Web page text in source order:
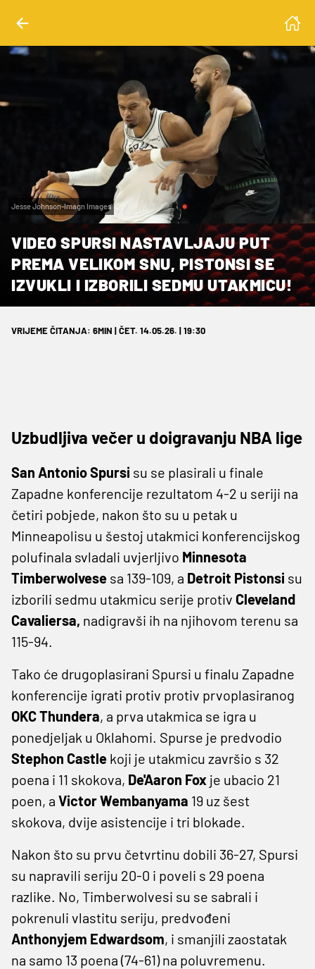
Jesse Johnson-Imagn Images
VIDEO SPURSI NASTAVLJAJU PUT
PREMA VELIKOM SNU, PISTONSI SE
IZVUKLI I IZBORILI SEDMU UTAKMICU!
VRIJEME ČITANJA: 6MIN | ČET. 14.05.26. | 19:30
Uzbudljiva večer u doigravanju NBA lige
San Antonio Spursi su se plasirali u finale
Zapadne konferencije rezultatom 4-2 u seriji na
četiri pobjede, nakon što su u petak u
Minneapolisu u šestoj utakmici konferencijskog
polufinala svladali uvjerljivo Minnesota
Timberwolvese sa 139-109, a Detroit Pistonsi su
izborili sedmu utakmicu serije protiv Cleveland
Cavaliersa, nadigravši ih na njihovom terenu sa
115-94.
Tako će drugoplasirani Spursi u finalu Zapadne
konferencije igrati protiv protiv prvoplasiranog
OKC Thundera, a prva utakmica se igra u
ponedjeljak u Oklahomi. Spurse je predvodio
Stephon Castle koji je utakmicu završio s 32
poena i 11 skokova, De'Aaron Fox je ubacio 21
poen, a Victor Wembanyama 19 uz šest
skokova, dvije asistencije i tri blokade.
Nakon što su prvu četvrtinu dobili 36-27, Spursi
su napravili seriju 20-0 i poveli s 29 poena
razlike. No, Timberwolvesi su se sabrali i
pokrenuli vlastitu seriju, predvođeni
Anthonyjem Edwardsom, i smanjili zaostatak
na samo 13 poena (74-61) na poluvremenu.